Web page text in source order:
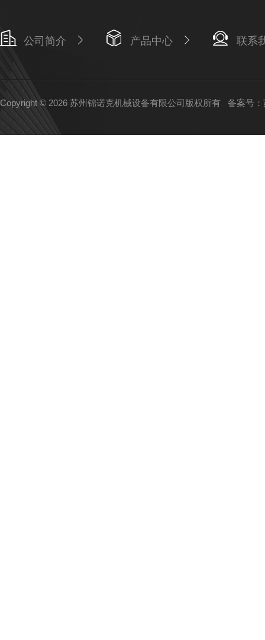
公司简介 产品中心 联系
Copyright © 2026 苏州锦诺克机械设备有限公司版权所有 备案号：